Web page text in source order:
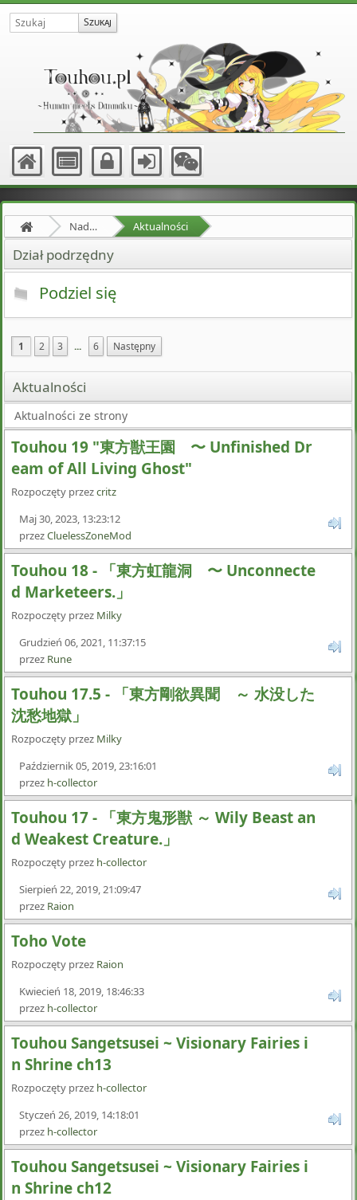
Nadprzyrodzona Granica Aktualności
Dział podrzędny
Podziel się
1 2 3 ... 6 Następny
Aktualności
Aktualności ze strony
Touhou 19 "東方獣王園 〜 Unfinished Dr
eam of All Living Ghost"
Rozpoczęty przezcritz
Maj 30, 2023, 13:23:12
przezCluelessZoneMod
Touhou 18 - 「東方虹龍洞 〜 Unconnecte
d Marketeers.」
Rozpoczęty przez Milky
Grudzień 06, 2021, 11:37:15
przez Rune
Touhou 17.5 - 「東方剛欲異聞 ～ 水没した
沈愁地獄」
Rozpoczęty przez Milky
Październik 05, 2019, 23:16:01
przez h-collector
Touhou 17 - 「東方鬼形獣 ～ Wily Beast an
d Weakest Creature.」
Rozpoczęty przez h-collector
Sierpień 22, 2019, 21:09:47
przez Raion
Toho Vote
Rozpoczęty przez Raion
Kwiecień 18, 2019, 18:46:33
przez h-collector
Touhou Sangetsusei ~ Visionary Fairies i
n Shrine ch13
Rozpoczęty przez h-collector
Styczeń 26, 2019, 14:18:01
przez h-collector
Touhou Sangetsusei ~ Visionary Fairies i
n Shrine ch12